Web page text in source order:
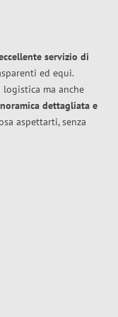
servizio di
ed equi.
ma anche
dettagliata e
aspettarti, senza